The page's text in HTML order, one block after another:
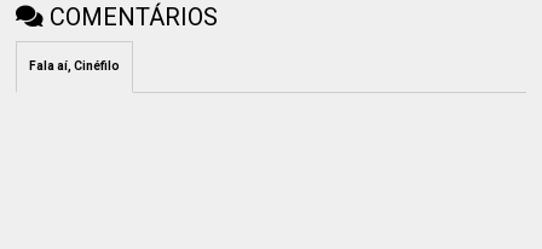
COMENTÁRIOS
Fala aí, Cinéfilo